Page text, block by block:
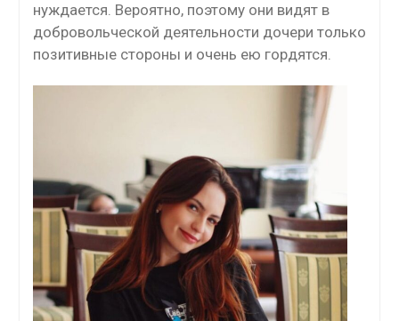
нуждается. Вероятно, поэтому они видят в
добровольческой деятельности дочери только
позитивные стороны и очень ею гордятся.